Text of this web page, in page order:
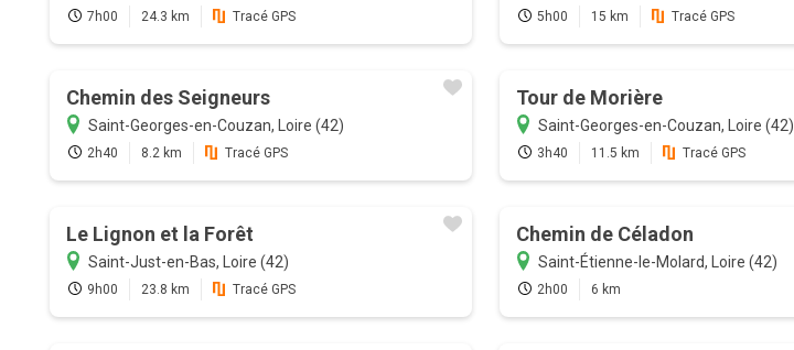
7h00 24.3 km Tracé GPS 5h00 15 km Tracé GPS
Chemin des Seigneurs
Saint-Georges-en-Couzan, Loire (42)
2h40 8.2 km Tracé GPS
Tour de Morière
Saint-Georges-en-Couzan, Loire (42)
3h40 11.5 km Tracé GPS
Le Lignon et la Forêt
Saint-Just-en-Bas, Loire (42)
9h00 23.8 km Tracé GPS
Chemin de Céladon
Saint-Étienne-le-Molard, Loire (42)
2h00 6 km